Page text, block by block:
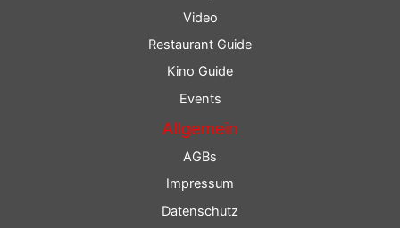
Video
Restaurant Guide
Kino Guide
Events
Allgemein
AGBs
Impressum
Datenschutz